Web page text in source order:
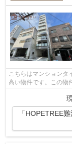
こちらはマンションタ
高い物件です。この物
います。多くの方から
「HOPETREE